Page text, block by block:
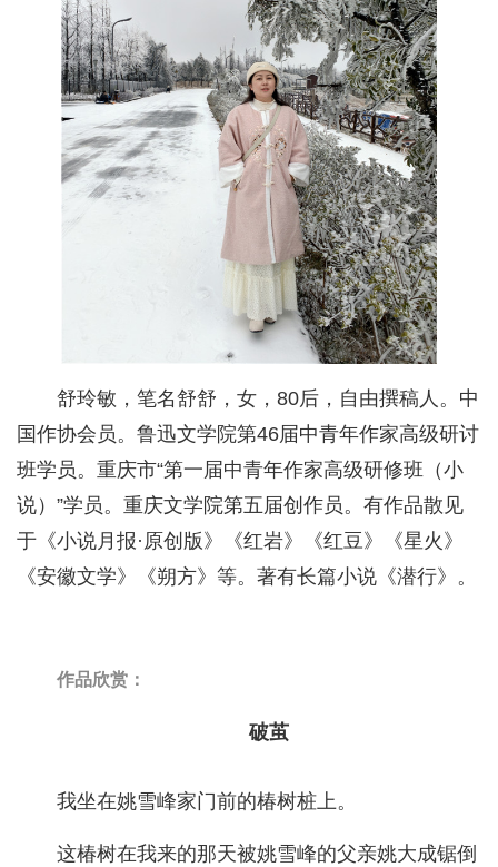
舒玲敏，笔名舒舒，女，80后，自由撰稿人。中
国作协会员。鲁迅文学院第46届中青年作家高级研讨
班学员。重庆市“第一届中青年作家高级研修班（小
说）”学员。重庆文学院第五届创作员。有作品散见
于《小说月报·原创版》《红岩》《红豆》《星火》
《安徽文学》《朔方》等。著有长篇小说《潜行》。
作品欣赏：
破茧
我坐在姚雪峰家门前的椿树桩上。
这椿树在我来的那天被姚雪峰的父亲姚大成锯倒